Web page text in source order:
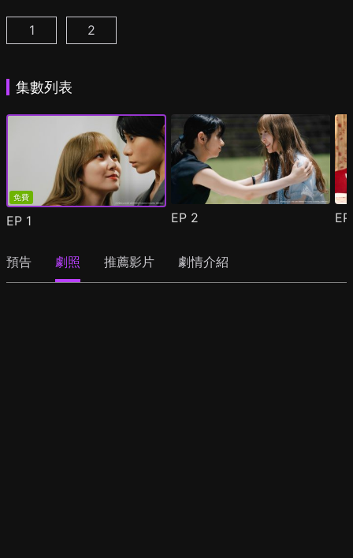
彩香最愛弘子前輩 第1集
1 彩香最愛弘子前輩 第2季 第1集
2
集數列表
免費
EP 1 EP 2
預告 劇照 推薦影片 劇情介紹